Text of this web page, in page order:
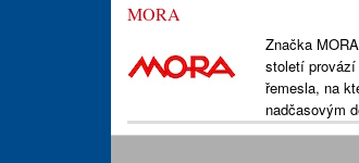
MORA
Značka
století
řemesla, na
nadčasovým